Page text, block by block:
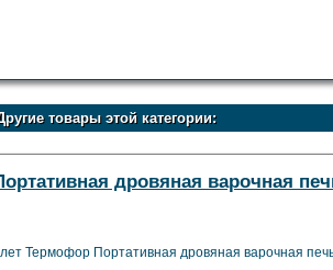
товары этой категории:
дровяная варочная
Термофор Портативная дровяная варочная